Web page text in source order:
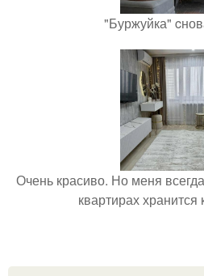
"Буржуйка"
Очень красиво. Но меня
квартирах хранится